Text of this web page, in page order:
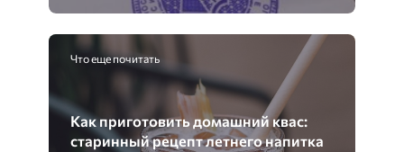
Что еще почитать
Как приготовить домашний квас:
старинный рецепт летнего напитка